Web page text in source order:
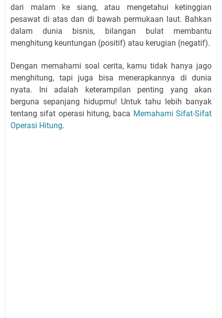
dari malam ke siang, atau mengetahui ketinggian
pesawat di atas dan di bawah permukaan laut. Bahkan
dalam dunia bisnis, bilangan bulat membantu
menghitung keuntungan (positif) atau kerugian (negatif).
Dengan memahami soal cerita, kamu tidak hanya jago
menghitung, tapi juga bisa menerapkannya di dunia
nyata. Ini adalah keterampilan penting yang akan
berguna sepanjang hidupmu! Untuk tahu lebih banyak
tentang sifat operasi hitung, baca Memahami Sifat-Sifat
Operasi Hitung.